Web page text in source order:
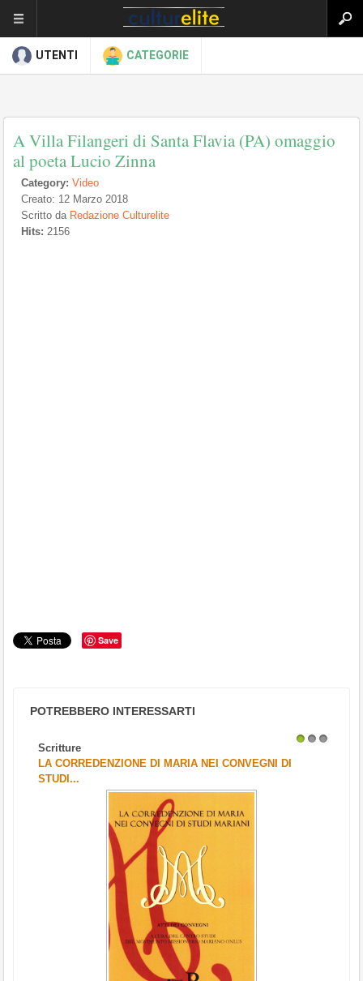
UTENTI CATEGORIE
A Villa Filangeri di Santa Flavia (PA) omaggio
al poeta Lucio Zinna
Category: Video
Creato: 12 Marzo 2018
Scritto da Redazione Culturelite
Hits: 2156
Save
POTREBBERO INTERESSARTI
Scritture
LA CORREDENZIONE DI MARIA NEI CONVEGNI DI
STUDI...